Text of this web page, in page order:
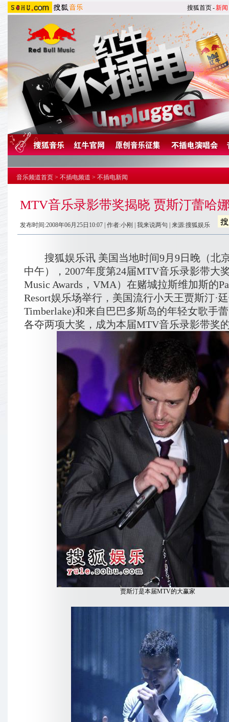
搜狐首页-新闻
音乐频道首页 > 不插电频道 > 不插电新闻
MTV音乐录影带奖揭晓 贾斯汀蕾哈
发布时间:2008年06月25日10:07 | 作者:小刚 | 我来说两句 | 来源:搜狐娱乐
搜狐娱乐讯 美国当地时间9月9日晚（北
中午），2007年度第24届MTV音乐录影带大
Music Awards，VMA）在赌城拉斯维加斯的
Resort娱乐场举行，美国流行小天王贾斯汀·
Timberlake)和来自巴巴多斯岛的年轻女歌手
各夺两项大奖，成为本届MTV音乐录影带奖
贾斯汀是本届MTV的大赢家